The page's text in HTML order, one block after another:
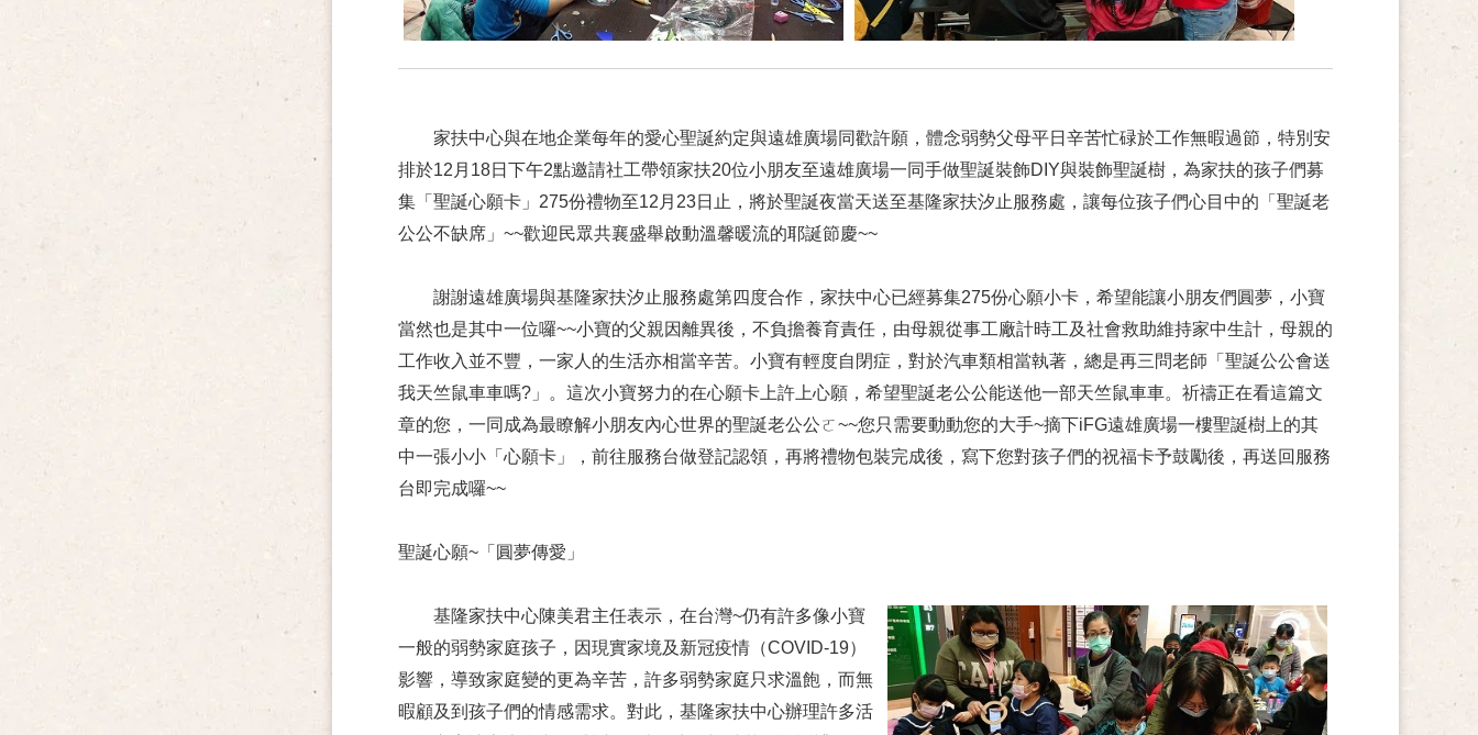
家扶中心與在地企業每年的愛心聖誕約定與遠雄廣場同歡許願，體念弱勢父母平日辛苦忙碌於工作無暇過節，特別安
排於12月18日下午2點邀請社工帶領家扶20位小朋友至遠雄廣場一同手做聖誕裝飾DIY與裝飾聖誕樹，為家扶的孩子們募
集「聖誕心願卡」275份禮物至12月23日止，將於聖誕夜當天送至基隆家扶汐止服務處，讓每位孩子們心目中的「聖誕老
公公不缺席」~~歡迎民眾共襄盛舉啟動溫馨暖流的耶誕節慶~~
謝謝遠雄廣場與基隆家扶汐止服務處第四度合作，家扶中心已經募集275份心願小卡，希望能讓小朋友們圓夢，小寶
當然也是其中一位囉~~小寶的父親因離異後，不負擔養育責任，由母親從事工廠計時工及社會救助維持家中生計，母親的
工作收入並不豐，一家人的生活亦相當辛苦。小寶有輕度自閉症，對於汽車類相當執著，總是再三問老師「聖誕公公會送
我天竺鼠車車嗎?」。這次小寶努力的在心願卡上許上心願，希望聖誕老公公能送他一部天竺鼠車車。祈禱正在看這篇文
章的您，一同成為最瞭解小朋友內心世界的聖誕老公公ㄛ~~您只需要動動您的大手~摘下iFG遠雄廣場一樓聖誕樹上的其
中一張小小「心願卡」，前往服務台做登記認領，再將禮物包裝完成後，寫下您對孩子們的祝福卡予鼓勵後，再送回服務
台即完成囉~~
聖誕心願~「圓夢傳愛」
基隆家扶中心陳美君主任表示，在台灣~仍有許多像小寶
一般的弱勢家庭孩子，因現實家境及新冠疫情（COVID-19）
影響，導致家庭變的更為辛苦，許多弱勢家庭只求溫飽，而無
暇顧及到孩子們的情感需求。對此，基隆家扶中心辦理許多活